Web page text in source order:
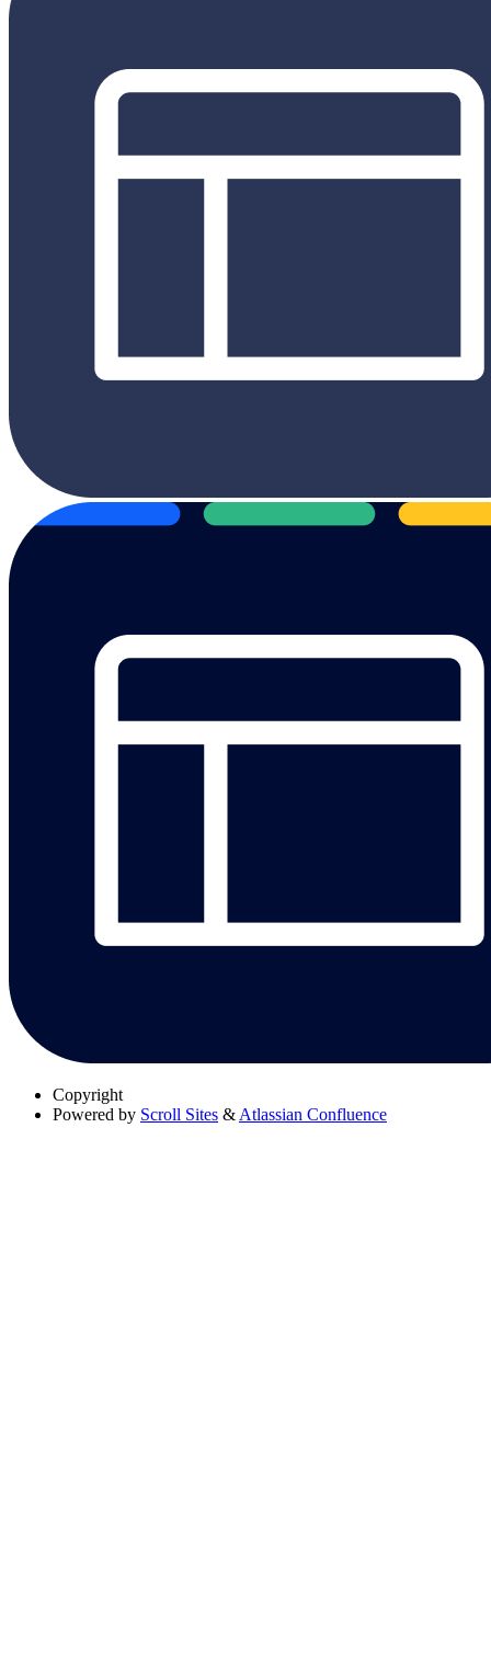
Copyright
Powered by Scroll Sites & Atlassian Confluence